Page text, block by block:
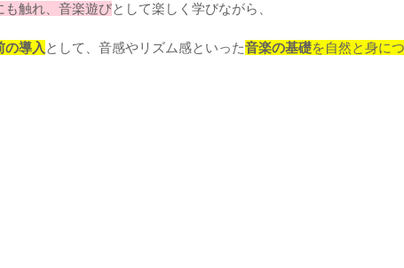
も触れ、音楽遊びとして楽しく学びながら、
の導入 として、音感やリズム感といった音楽の基礎を自然と身に